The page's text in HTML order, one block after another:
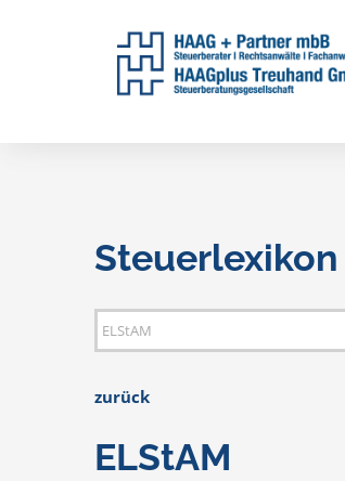
Steuerlexikon
zurück
ELStAM